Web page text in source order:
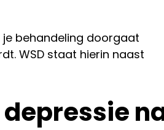
je behandeling doorgaat
WSD staat hierin naast
depressie